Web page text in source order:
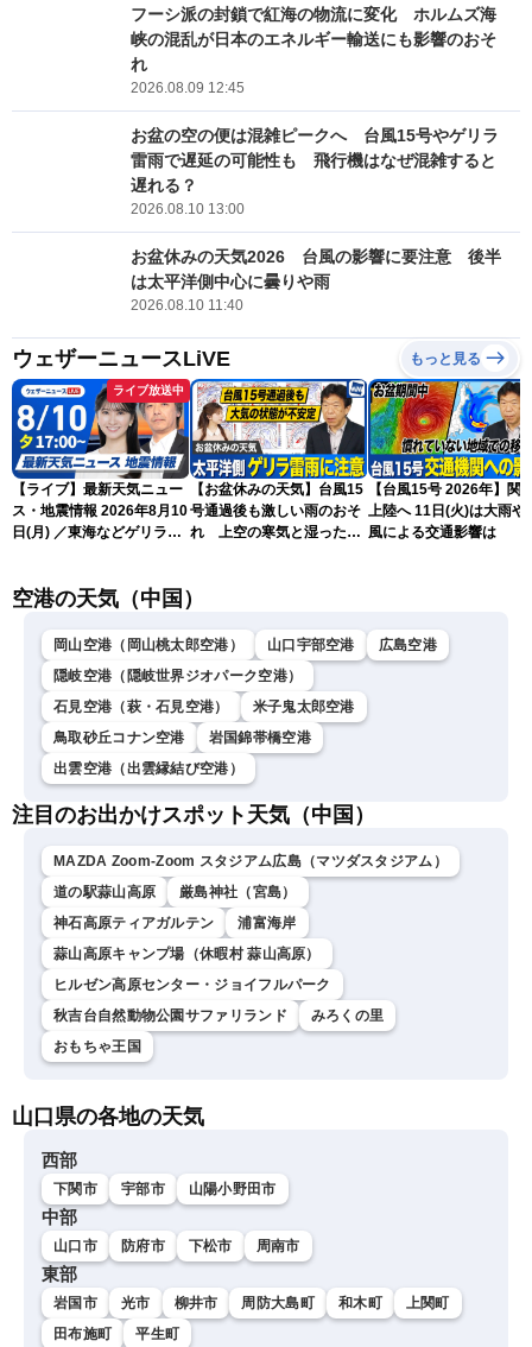
フーシ派の封鎖で紅海の物流に変化 ホルムズ海
峡の混乱が日本のエネルギー輸送にも影響のおそ
れ
2026.08.09 12:45
お盆の空の便は混雑ピークへ 台風15号やゲリラ
雷雨で遅延の可能性も 飛行機はなぜ混雑すると
遅れる？
2026.08.10 13:00
お盆休みの天気2026 台風の影響に要注意 後半
は太平洋側中心に曇りや雨
2026.08.10 11:40
ウェザーニュースLiVE もっと見る
ライブ放送中
【ライブ】最新天気ニュー
ス・地震情報 2026年8月10
日(月) ／東海などゲリラ雷
ュースLiVEイブニング・駒
【お盆休みの天気】台風15
号通過後も激しい雨のおそ
れ 上空の寒気と湿った空
【台風15号 2026年】関
上陸へ 11日(火)は大雨や
風による交通影響は
空港の天気（中国）
岡山空港（岡山桃太郎空港） 山口宇部空港
広島空港
隠岐空港（隠岐世界ジオパーク空港）
石見空港（萩・石見空港）
米子鬼太郎空港
鳥取砂丘コナン空港
岩国錦帯橋空港
出雲空港（出雲縁結び空港）
注目のお出かけスポット天気（中国）
MAZDA Zoom-Zoom スタジアム広島（マツダスタジアム）
道の駅蒜山高原
厳島神社（宮島）
神石高原ティアガルテン
浦富海岸
蒜山高原キャンプ場（休暇村 蒜山高原）
ヒルゼン高原センター・ジョイフルパーク
秋吉台自然動物公園サファリランド
みろくの里
おもちゃ王国
山口県の各地の天気
西部
下関市 宇部市 山陽小野田市
中部
山口市 防府市 下松市 周南市
東部
岩国市 光市 柳井市 周防大島町 和木町
上関町
田布施町
平生町